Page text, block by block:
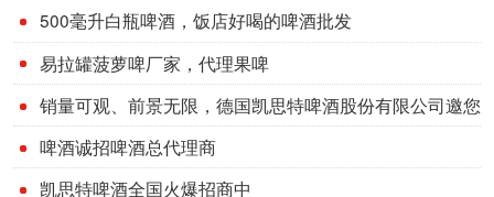
500毫升白瓶啤酒，饭店好喝的啤酒批发
易拉罐菠萝啤厂家，代理果啤
销量可观、前景无限，德国凯思特啤酒股份有限公司邀您
加盟
啤酒诚招啤酒总代理商
凯思特啤酒全国火爆招商中